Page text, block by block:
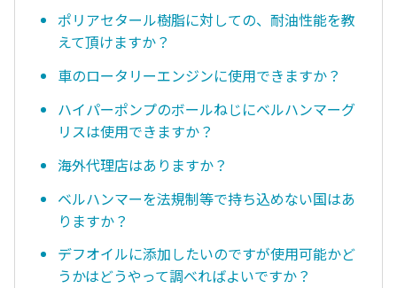
ポリアセタール樹脂に対しての、耐油性能を教
えて頂けますか？
車のロータリーエンジンに使用できますか？
ハイパーポンプのボールねじにベルハンマーグ
リスは使用できますか？
海外代理店はありますか？
ベルハンマーを法規制等で持ち込めない国はあ
りますか？
デフオイルに添加したいのですが使用可能かど
うかはどうやって調べればよいですか？